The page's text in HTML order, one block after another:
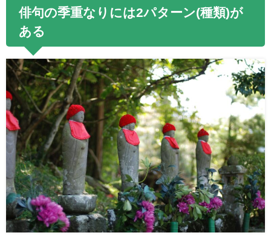
俳句の季重なりには2パターン(種類)が
ある